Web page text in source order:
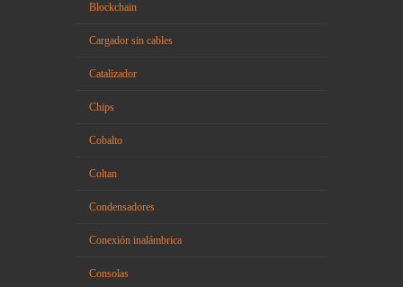
Blockchain
Cargador sin cables
Catalizador
Chips
Cobalto
Coltan
Condensadores
Conexión inalámbrica
Consolas